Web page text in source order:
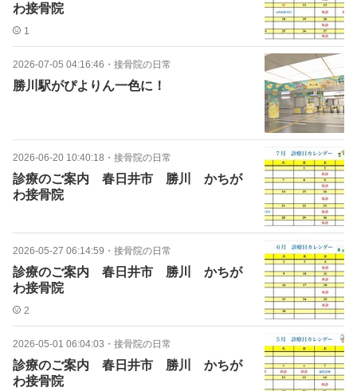
わ接骨院
1
2026-07-05 04:16:46 ・ 接骨院の日常
勝川駅がぴよりん一色に！
2026-06-20 10:40:18 ・ 接骨院の日常
診療のご案内 春日井市 勝川 かちが
わ接骨院
2026-05-27 06:14:59 ・ 接骨院の日常
診療のご案内 春日井市 勝川 かちが
わ接骨院
2
2026-05-01 06:04:03 ・ 接骨院の日常
診療のご案内 春日井市 勝川 かちが
わ接骨院